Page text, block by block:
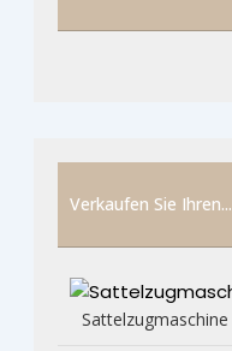
Verkaufen Sie Ihren...
Sattelzugmaschine